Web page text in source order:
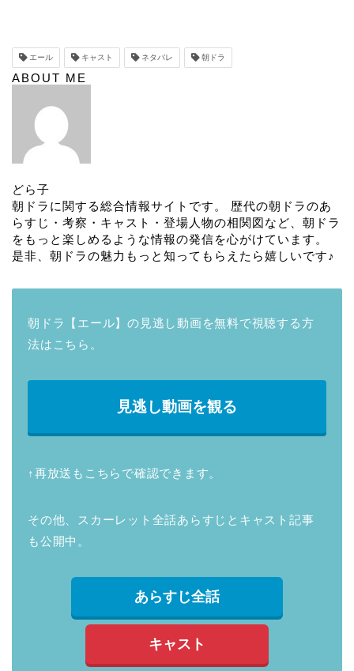
エール キャスト ネタバレ 朝ドラ
ABOUT ME
どら子
朝ドラに関する総合情報サイトです。 歴代の朝ドラのあ
らすじ・考察・キャスト・登場人物の相関図など、朝ドラ
をもっと楽しめるような情報の発信を心がけています。
是非、朝ドラの魅力もっと知ってもらえたら嬉しいです♪
朝ドラ【エール】の見逃し動画を無料で視聴する方
法はこちら。
見逃し動画を観る
↑再放送もこちらで確認できます。
その他、スカーレット全話あらすじとキャスト記事
も公開中。
あらすじ全話
キャスト